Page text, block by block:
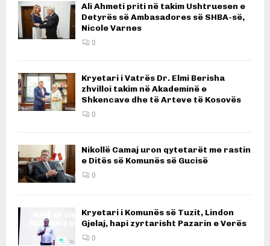
Ali Ahmeti priti në takim Ushtruesen e
Detyrës së Ambasadores së SHBA-së,
Nicole Varnes
0
Kryetari i Vatrës Dr. Elmi Berisha
zhvilloi takim në Akademinë e
Shkencave dhe të Arteve të Kosovës
0
Nikollë Camaj uron qytetarët me rastin
e Ditës së Komunës së Gucisë
0
Kryetari i Komunës së Tuzit, Lindon
Gjelaj, hapi zyrtarisht Pazarin e Verës
0